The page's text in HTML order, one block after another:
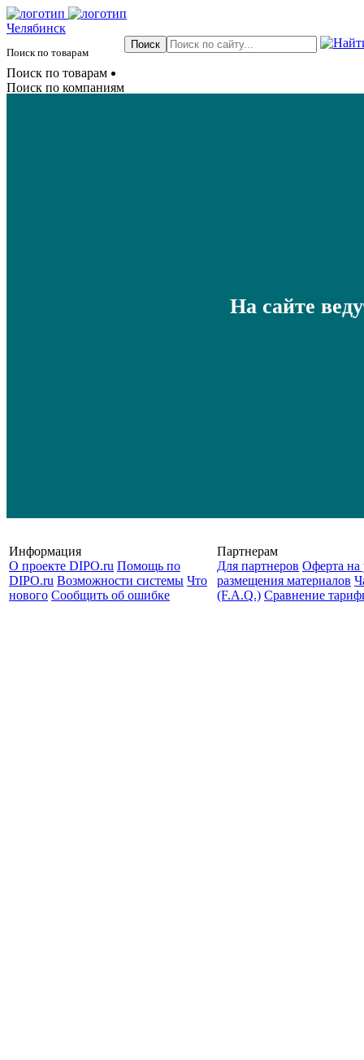
Челябинск
Поиск по товарам
Поиск по товарам
Поиск по компаниям
На сайте
Информация
О проекте DIPO.ru Помощь по
DIPO.ru Возможности системы Что
нового Сообщить об ошибке
Партнерам
Для партнеров Оферта на
размещения материалов
(F.A.Q.) Cравнение